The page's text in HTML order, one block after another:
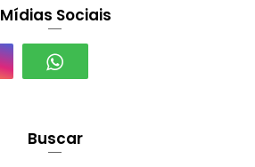
Mídias Sociais
Buscar